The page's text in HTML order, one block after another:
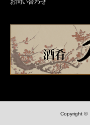
Copyright ©